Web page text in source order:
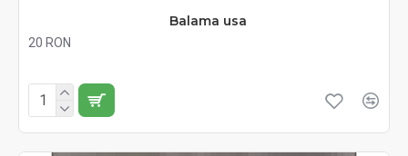
Balama usa
20 RON